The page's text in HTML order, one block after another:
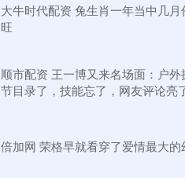
大牛时代配资 兔生肖一年当中几月
旺
顺市配资 王一博又来名场面：户外
节目录了，技能忘了，网友评论亮
倍加网 荣格早就看穿了爱情最大的